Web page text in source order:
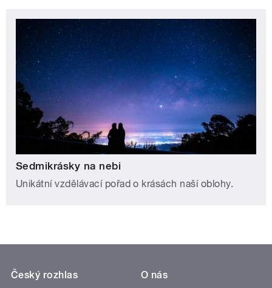
Sedmikrásky na nebi
Unikátní vzdělávací pořad o krásách naší oblohy.
Český rozhlas
O nás